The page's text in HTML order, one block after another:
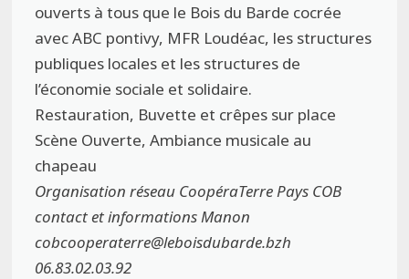
ouverts à tous que le Bois du Barde cocrée
avec ABC pontivy, MFR Loudéac, les structures
publiques locales et les structures de
l’économie sociale et solidaire.
Restauration, Buvette et crêpes sur place
Scène Ouverte, Ambiance musicale au
chapeau
Organisation réseau CoopéraTerre Pays COB
contact et informations Manon
cobcooperaterre@leboisdubarde.bzh
06.83.02.03.92